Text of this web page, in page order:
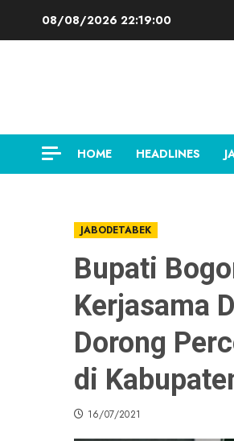
08/08/2026 22:19:01
HOME HEADLINES
JABODETABEK
Bupati
Kerjasama
Dorong
di
16/07/2021